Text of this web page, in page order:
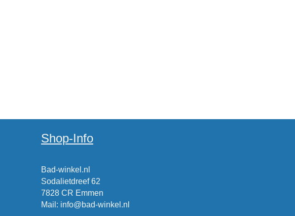
Shop-Info
Bad-winkel.nl
Sodalietdreef 62
7828 CR Emmen
Mail : info@bad-winkel.nl